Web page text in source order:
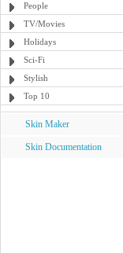
People
TV/Movies
Holidays
Sci-Fi
Stylish
Top 10
Skin Maker
Skin Documentation